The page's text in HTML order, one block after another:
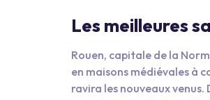
Les meilleures
Rouen, capitale de la
en maisons médiévales à
ravira les nouveaux